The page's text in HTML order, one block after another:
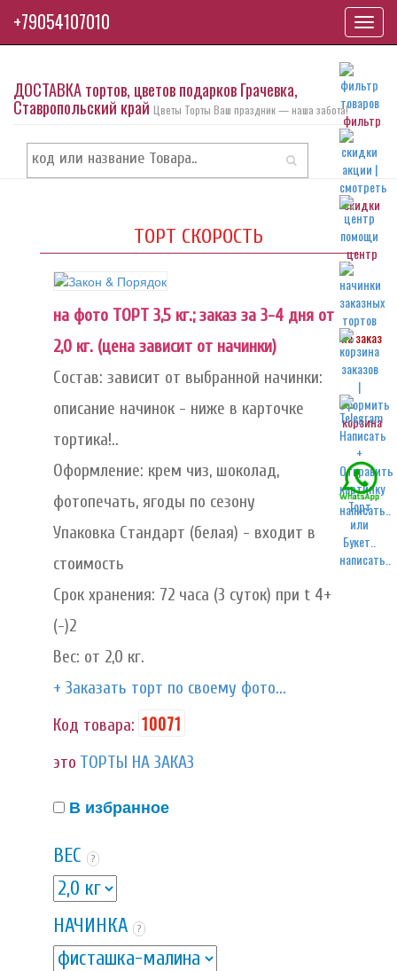
фильтр
скидки
центр
на заказ
корзина
написать..
написать..
ДОСТАВКА тортов, цветов подарков Грачевка,
Ставропольский край Цветы Торты Ваш праздник — наша забота!
ТОРТ СКОРОСТЬ
на фото ТОРТ 3,5 кг.; заказ за 3-4 дня от
2,0 кг. (цена зависит от начинки)
Состав: зависит от выбранной начинки:
описание начинок - ниже в карточке
тортика!..
Оформление: крем чиз, шоколад,
фотопечать, ягоды по сезону
Упаковка Стандарт (белая) - входит в
стоимость
Срок хранения: 72 часа (3 суток) при t 4+
(-)2
Вес: от 2,0 кг.
+ Заказать торт по своему фото...
Код товара: 10071
это ТОРТЫ НА ЗАКАЗ
В избранное
ВЕС ?
НАЧИНКА ?
+79054107010